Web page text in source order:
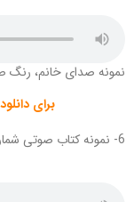
نمونه صدای خانم، رنگ
برای
6- نمونه کتاب صوتی شماره ششم: کتاب بیمار خاموش، لشکرشکن